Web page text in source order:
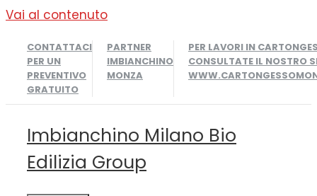
Vai al contenuto
CONTATTACI
PER UN
PREVENTIVO
GRATUITO
PARTNER
IMBIANCHINO
MONZA
PER LAVORI IN
CONSULTATE IL NOSTRO
Imbianchino Milano Bio
Edilizia Group